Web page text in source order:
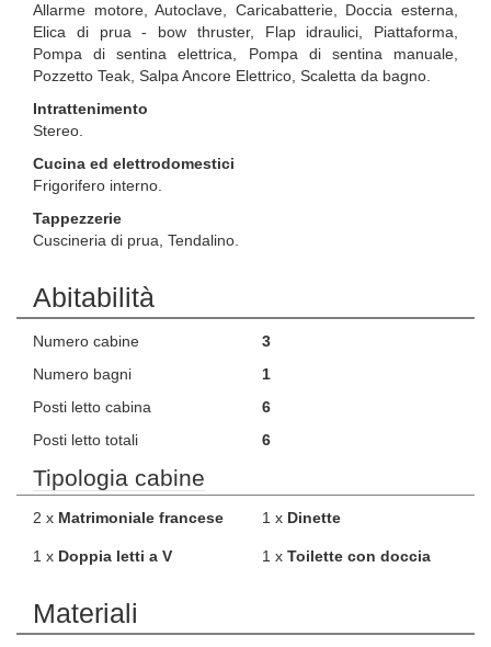
Allarme motore, Autoclave, Caricabatterie, Doccia esterna,
Elica di prua - bow thruster, Flap idraulici, Piattaforma,
Pompa di sentina elettrica, Pompa di sentina manuale,
Pozzetto Teak, Salpa Ancore Elettrico, Scaletta da bagno.
Intrattenimento
Stereo.
Cucina ed elettrodomestici
Frigorifero interno.
Tappezzerie
Cuscineria di prua, Tendalino.
Abitabilità
Numero cabine
3
Numero bagni
1
Posti letto cabina
6
Posti letto totali
6
Tipologia cabine
2 x Matrimoniale francese 1 x Dinette
1 x Doppia letti a V 1 x Toilette con doccia
Materiali